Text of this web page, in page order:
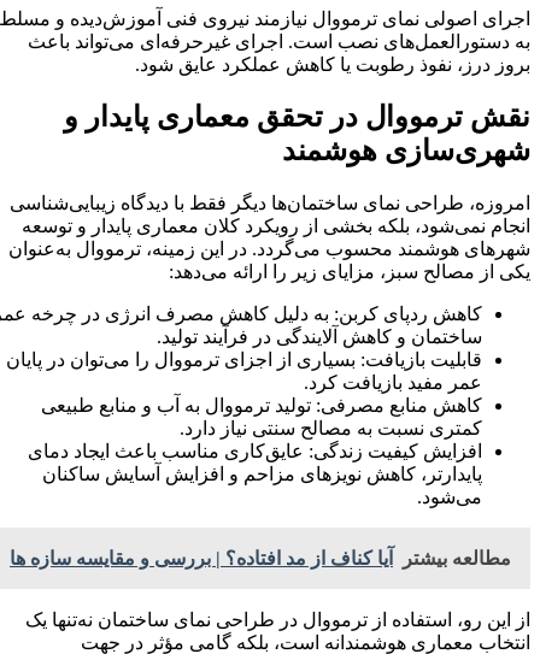
اجرای اصولی نمای ترمووال نیازمند نیروی فنی آموزش‌دیده و مسلط
به دستورالعمل‌های نصب است. اجرای غیرحرفه‌ای می‌تواند باعث
بروز درز، نفوذ رطوبت یا کاهش عملکرد عایق شود.
نقش ترمووال در تحقق معماری پایدار و
شهری‌سازی هوشمند
امروزه، طراحی نمای ساختمان‌ها دیگر فقط با دیدگاه زیبایی‌شناسی
انجام نمی‌شود، بلکه بخشی از رویکرد کلان معماری پایدار و توسعه
شهرهای هوشمند محسوب می‌گردد. در این زمینه، ترمووال به‌عنوان
یکی از مصالح سبز، مزایای زیر را ارائه می‌دهد:
کاهش ردپای کربن: به دلیل کاهش مصرف انرژی در چرخه عمر
ساختمان و کاهش آلایندگی در فرآیند تولید.
قابلیت بازیافت: بسیاری از اجزای ترمووال را می‌توان در پایان
عمر مفید بازیافت کرد.
کاهش منابع مصرفی: تولید ترمووال به آب و منابع طبیعی
کمتری نسبت به مصالح سنتی نیاز دارد.
افزایش کیفیت زندگی: عایق‌کاری مناسب باعث ایجاد دمای
پایدارتر، کاهش نویزهای مزاحم و افزایش آسایش ساکنان
می‌شود.
مطالعه بیشتر آیا کناف از مد افتاده؟ | بررسی و مقایسه سازه ها
از این رو، استفاده از ترمووال در طراحی نمای ساختمان نه‌تنها یک
انتخاب معماری هوشمندانه است، بلکه گامی مؤثر در جهت